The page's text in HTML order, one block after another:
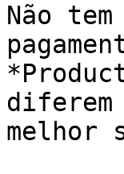
Não
diferem
melhor